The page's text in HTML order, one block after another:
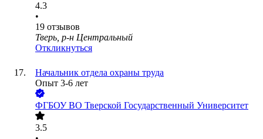
4.3
•
19 отзывов
Тверь, р-н Центральный
Откликнуться
Начальник отдела охраны труда
Опыт 3-6 лет
ФГБОУ ВО Тверской Государственный Университет
3.5